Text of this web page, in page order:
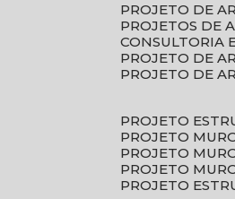
PROJETO DE
PROJETOS DE
PROJETO DE
PROJETO DE
PROJETO
PROJETO
PROJETO
PROJETO
PROJETO